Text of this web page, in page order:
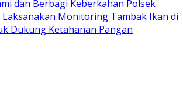
dan Berbagi Keberkahan Polsek
Monitoring Tambak Ikan di
Dukung Ketahanan Pangan